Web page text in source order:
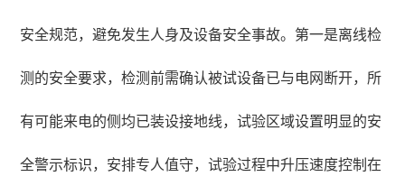
安全规范，避免发生人身及设备安全事故。第一是离线检
测的安全要求，检测前需确认被试设备已与电网断开，所
有可能来电的侧均已装设接地线，试验区域设置明显的安
全警示标识，安排专人值守，试验过程中升压速度控制在